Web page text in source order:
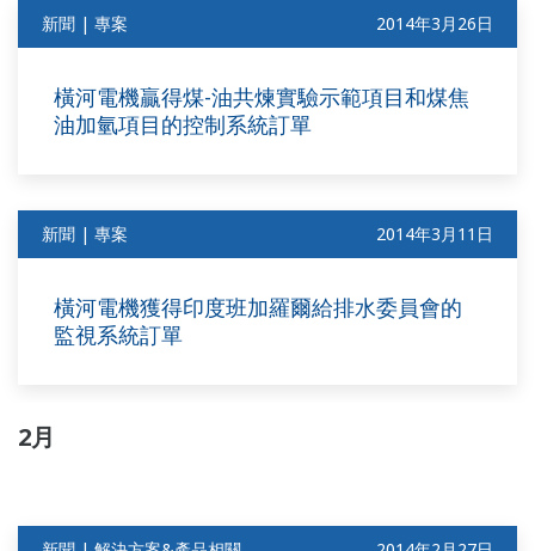
新聞 | 專案 2014年3月26日
橫河電機贏得煤-油共煉實驗示範項目和煤焦
油加氫項目的控制系統訂單
新聞 | 專案 2014年3月11日
橫河電機獲得印度班加羅爾給排水委員會的
監視系統訂單
2月